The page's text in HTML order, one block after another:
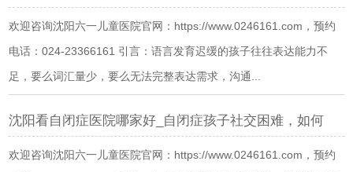
欢迎咨询沈阳六一儿童医院官网：https://www.0246161.com，预约
电话：024-23366161 引言：语言发育迟缓的孩子往往表达能力不
足，要么词汇量少，要么无法完整表达需求，沟通...
沈阳看自闭症医院哪家好_自闭症孩子社交困难，如何
欢迎咨询沈阳六一儿童医院官网：https://www.0246161.com，预约